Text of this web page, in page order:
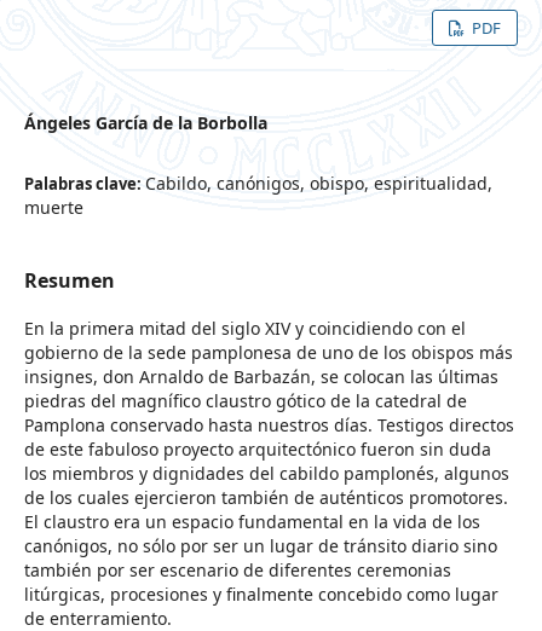
PDF
Ángeles García de la Borbolla
Palabras clave: Cabildo, canónigos, obispo, espiritualidad,
muerte
Resumen
En la primera mitad del siglo XIV y coincidiendo con el
gobierno de la sede pamplonesa de uno de los obispos más
insignes, don Arnaldo de Barbazán, se colocan las últimas
piedras del magnífico claustro gótico de la catedral de
Pamplona conservado hasta nuestros días. Testigos directos
de este fabuloso proyecto arquitectónico fueron sin duda
los miembros y dignidades del cabildo pamplonés, algunos
de los cuales ejercieron también de auténticos promotores.
El claustro era un espacio fundamental en la vida de los
canónigos, no sólo por ser un lugar de tránsito diario sino
también por ser escenario de diferentes ceremonias
litúrgicas, procesiones y finalmente concebido como lugar
de enterramiento.